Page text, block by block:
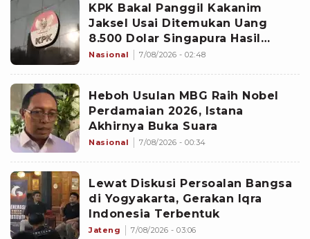
KPK Bakal Panggil Kakanim
Jaksel Usai Ditemukan Uang
8.500 Dolar Singapura Hasil
Penggeledahan
Nasional 7/08/2026 - 02:48
Heboh Usulan MBG Raih Nobel
Perdamaian 2026, Istana
Akhirnya Buka Suara
Nasional 7/08/2026 - 00:34
Lewat Diskusi Persoalan Bangsa
di Yogyakarta, Gerakan Iqra
Indonesia Terbentuk
Jateng 7/08/2026 - 03:06